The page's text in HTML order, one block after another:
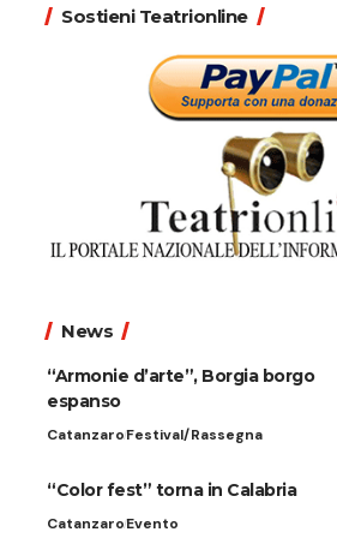
Sostieni Teatrionline
News
“Armonie d’arte”, Borgia borgo
espanso
CatanzaroFestival/Rassegna
“Color fest” torna in Calabria
CatanzaroEvento